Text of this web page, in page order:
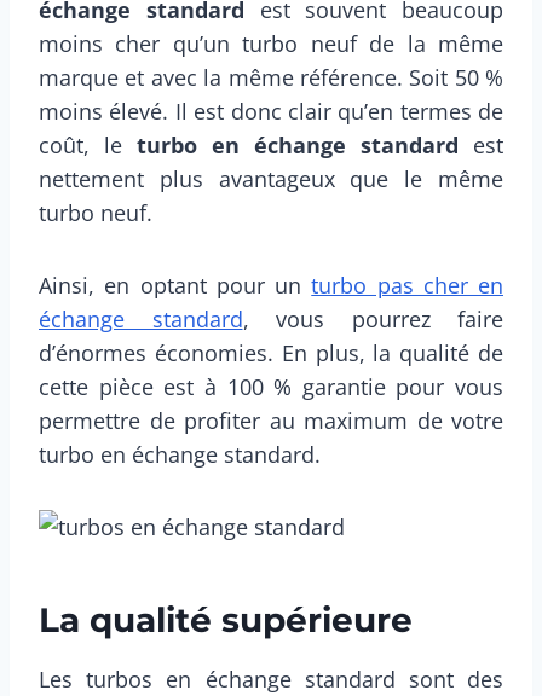
échange standard est souvent beaucoup
moins cher qu’un turbo neuf de la même
marque et avec la même référence. Soit 50 %
moins élevé. Il est donc clair qu’en termes de
coût, le turbo en échange standard est
nettement plus avantageux que le même
turbo neuf.
Ainsi, en optant pour unturbo pas cher en
échange standard, vous pourrez faire
d’énormes économies. En plus, la qualité de
cette pièce est à 100 % garantie pour vous
permettre de profiter au maximum de votre
turbo en échange standard.
La qualité supérieure
Les turbos en échange standard sont des